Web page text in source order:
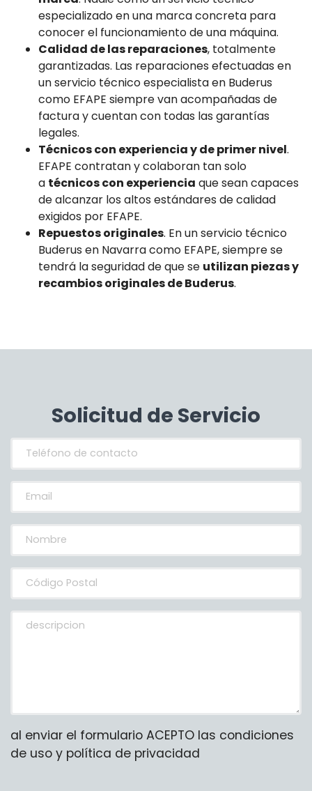
especializado en una marca concreta para
conocer el funcionamiento de una máquina.
Calidad de las reparaciones, totalmente
garantizadas. Las reparaciones efectuadas en
un servicio técnico especialista en Buderus
como EFAPE siempre van acompañadas de
factura y cuentan con todas las garantías
legales.
Técnicos con experiencia y de primer nivel.
EFAPE contratan y colaboran tan solo
a técnicos con experiencia que sean capaces
de alcanzar los altos estándares de calidad
exigidos por EFAPE.
Repuestos originales. En un servicio técnico
Buderus en Navarra como EFAPE, siempre se
tendrá la seguridad de que se utilizan piezas y
recambios originales de Buderus.
Solicitud de Servicio
al enviar el formulario ACEPTO las condiciones
de uso y política de privacidad